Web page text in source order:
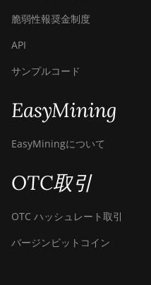
脆弱性報奨金制度
API
サンプルコード
EasyMining
EasyMiningについて
OTC取引
OTC ハッシュレート取引
バージンビットコイン